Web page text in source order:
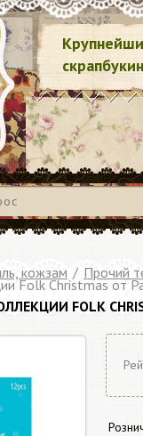
кожзам / Прочий
Folk Christmas от
FOLK